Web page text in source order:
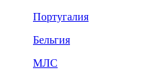
Португалия
Бельгия
МЛС